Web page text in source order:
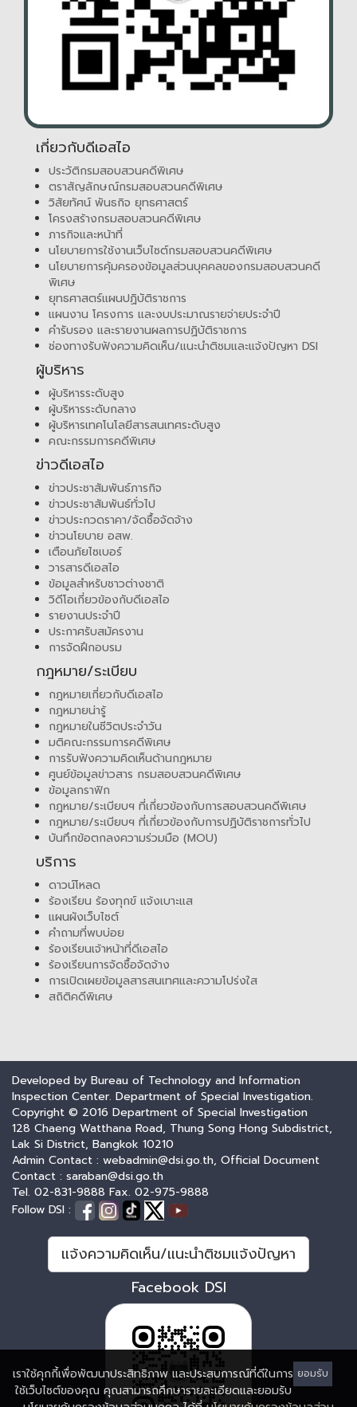
เกี่ยวกับดีเอสไอ
ประวัติกรมสอบสวนคดีพิเศษ
ตราสัญลักษณ์กรมสอบสวนคดีพิเศษ
วิสัยทัศน์ พันธกิจ ยุทธศาสตร์
โครงสร้างกรมสอบสวนคดีพิเศษ
ภารกิจและหน้าที่
นโยบายการใช้งานเว็บไซต์กรมสอบสวนคดีพิเศษ
นโยบายการคุ้มครองข้อมูลส่วนบุคคลของกรมสอบสวนคดี
พิเศษ
ยุทธศาสตร์แผนปฏิบัติราชการ
แผนงาน โครงการ และงบประมาณรายจ่ายประจำปี
คำรับรอง และรายงานผลการปฏิบัติราชการ
ช่องทางรับฟังความคิดเห็น/แนะนำติชมและแจ้งปัญหา DSI
ผู้บริหาร
ผู้บริหารระดับสูง
ผู้บริหารระดับกลาง
ผู้บริหารเทคโนโลยีสารสนเทศระดับสูง
คณะกรรมการคดีพิเศษ
ข่าวดีเอสไอ
ข่าวประชาสัมพันธ์ภารกิจ
ข่าวประชาสัมพันธ์ทั่วไป
ข่าวประกวดราคา/จัดซื้อจัดจ้าง
ข่าวนโยบาย อสพ.
เตือนภัยไซเบอร์
วารสารดีเอสไอ
ข้อมูลสำหรับชาวต่างชาติ
วิดีโอเกี่ยวข้องกับดีเอสไอ
รายงานประจำปี
ประกาศรับสมัครงาน
การจัดฝึกอบรม
กฎหมาย/ระเบียบ
กฎหมายเกี่ยวกับดีเอสไอ
กฎหมายน่ารู้
กฎหมายในชีวิตประจำวัน
มติคณะกรรมการคดีพิเศษ
การรับฟังความคิดเห็นด้านกฎหมาย
ศูนย์ข้อมูลข่าวสาร กรมสอบสวนคดีพิเศษ
ข้อมูลกราฟิก
กฎหมาย/ระเบียบฯ ที่เกี่ยวข้องกับการสอบสวนคดีพิเศษ
กฎหมาย/ระเบียบฯ ที่เกี่ยวข้องกับการปฏิบัติราชการทั่วไป
บันทึกข้อตกลงความร่วมมือ (MOU)
บริการ
ดาวน์โหลด
ร้องเรียน ร้องทุกข์ แจ้งเบาะแส
แผนผังเว็บไซต์
คำถามที่พบบ่อย
ร้องเรียนเจ้าหน้าที่ดีเอสไอ
ร้องเรียนการจัดซื้อจัดจ้าง
การเปิดเผยข้อมูลสารสนเทศและความโปร่งใส
สถิติคดีพิเศษ
Developed by Bureau of Technology and Information
Inspection Center. Department of Special Investigation.
Copyright © 2016 Department of Special Investigation
128 Chaeng Watthana Road, Thung Song Hong Subdistrict,
Lak Si District, Bangkok 10210
Admin Contact : webadmin@dsi.go.th, Official Document
Contact : saraban@dsi.go.th
Tel. 02-831-9888 Fax. 02-975-9888
Follow DSI :
แจ้งความคิดเห็น/แนะนำติชมแจ้งปัญหา
Facebook DSI
ยอมรับ
เราใช้คุกกี้เพื่อพัฒนาประสิทธิภาพ และประสบการณ์ที่ดีในการ
ใช้เว็บไซต์ของคุณ คุณสามารถศึกษารายละเอียดและยอมรับ